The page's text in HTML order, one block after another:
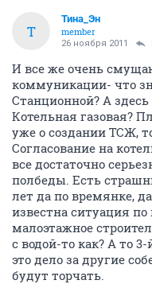
Т
Тина_Эн
member
26 ноября 2011
И все же очень
коммуникации- что
Станционной? А
Котельная газовая?
уже о создании ТСЖ,
Согласование на
все достаточно
полбеды. Есть
лет да по времянке,
известна ситуация по
малоэтажное
с водой-то как? А то
это дело за другие
будут торчать.